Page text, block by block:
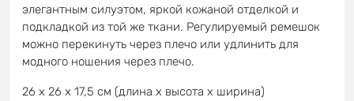
элегантным силуэтом, яркой кожаной отделкой и
подкладкой из той же ткани. Регулируемый ремешок
можно перекинуть через плечо или удлинить для
модного ношения через плечо.
26 x 26 x 17,5 см (длина x высота x ширина)